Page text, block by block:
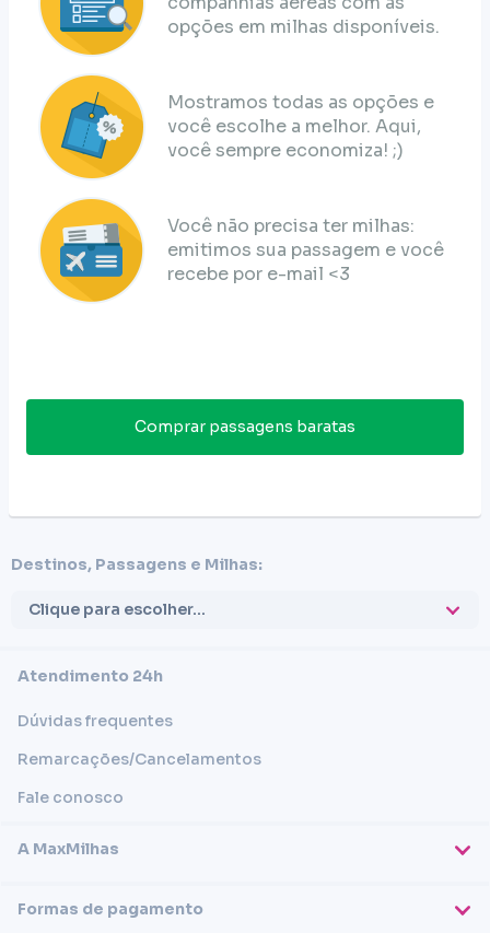
opções em milhas disponíveis.
Mostramos todas as opções e
você escolhe a melhor. Aqui,
você sempre economiza! ;)
Você não precisa ter milhas:
emitimos sua passagem e você
recebe por e-mail <3
Comprar passagens baratas
Destinos, Passagens e Milhas:
Clique para escolher...
A MaxMilhas
Atendimento 24h
Dúvidas frequentes
Remarcações/Cancelamentos
Fale conosco
Formas de pagamento